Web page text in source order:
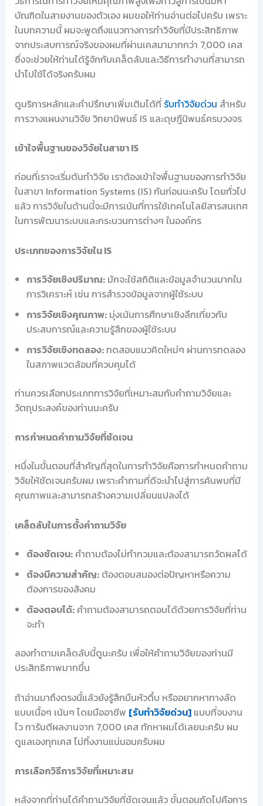
บัณฑิตในสายงานของตัวเอง ผมขอให้ท่านอ่านต่อไปครับ เพราะ
ในบทความนี้ ผมจะพูดถึงแนวทางการทำวิจัยที่มีประสิทธิภาพ
จากประสบการณ์จริงของผมที่ผ่านเคสมามากกว่า 7,000 เคส
ซึ่งจะช่วยให้ท่านได้รู้จักกับเคล็ดลับและวิธีการทำงานที่สามารถ
นำไปใช้ได้จริงครับผม
ดูบริการหลักและคำปรึกษาเพิ่มเติมได้ที่ รับทำวิจัยด่วน สำหรับ
การวางแผนงานวิจัย วิทยานิพนธ์ IS และดุษฎีนิพนธ์ครบวงจร
เข้าใจพื้นฐานของวิจัยในสาขา IS
ก่อนที่เราจะเริ่มต้นทำวิจัย เราต้องเข้าใจพื้นฐานของการทำวิจัย
ในสาขา Information Systems (IS) กันก่อนนะครับ โดยทั่วไป
แล้ว การวิจัยในด้านนี้จะมีการเน้นที่การใช้เทคโนโลยีสารสนเทศ
ในการพัฒนาระบบและกระบวนการต่างๆ ในองค์กร
ประเภทของการวิจัยใน IS
การวิจัยเชิงปริมาณ:มักจะใช้สถิติและข้อมูลจำนวนมากใน
การวิเคราะห์ เช่น การสำรวจข้อมูลจากผู้ใช้ระบบ
การวิจัยเชิงคุณภาพ:มุ่งเน้นการศึกษาเชิงลึกเกี่ยวกับ
ประสบการณ์และความรู้สึกของผู้ใช้ระบบ
การวิจัยเชิงทดลอง:ทดสอบแนวคิดใหม่ๆ ผ่านการทดลอง
ในสภาพแวดล้อมที่ควบคุมได้
ท่านควรเลือกประเภทการวิจัยที่เหมาะสมกับคำถามวิจัยและ
วัตถุประสงค์ของท่านนะครับ
การกำหนดคำถามวิจัยที่ชัดเจน
หนึ่งในขั้นตอนที่สำคัญที่สุดในการทำวิจัยคือการกำหนดคำถาม
วิจัยให้ชัดเจนครับผม เพราะคำถามที่ดีจะนำไปสู่การค้นพบที่มี
คุณภาพและสามารถสร้างความเปลี่ยนแปลงได้
เคล็ดลับในการตั้งคำถามวิจัย
ต้องชัดเจน:คำถามต้องไม่กำกวมและต้องสามารถวัดผลได้
ต้องมีความสำคัญ:ต้องตอบสนองต่อปัญหาหรือความ
ต้องการของสังคม
ต้องตอบได้:คำถามต้องสามารถตอบได้ด้วยการวิจัยที่ท่าน
จะทำ
ลองทำตามเคล็ดลับนี้ดูนะครับ เพื่อให้คำถามวิจัยของท่านมี
ประสิทธิภาพมากขึ้น
ถ้าอ่านมาถึงตรงนี้แล้วยังรู้สึกมึนหัวตึ้บ หรืออยากหาทางลัด
แบบเนื้อๆ เน้นๆ โดยมืออาชีพ [รับทำวิจัยด่วน]แบบที่จบงาน
ไว การันตีผลงานจาก 7,000 เคส ทักหาผมได้เลยนะครับ ผม
ดูแลเองทุกเคส ไม่ทิ้งงานแน่นอนครับผม
การเลือกวิธีการวิจัยที่เหมาะสม
หลังจากที่ท่านได้คำถามวิจัยที่ชัดเจนแล้ว ขั้นตอนถัดไปคือการ